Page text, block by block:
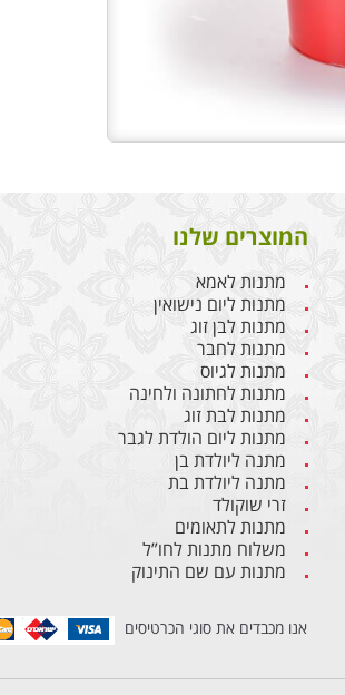
המוצרים שלנו
מתנות לאמא
מתנות ליום נישואין
מתנות לבן זוג
מתנות לחבר
מתנות לגיוס
מתנות לחתונה ולחינה
מתנות לבת זוג
מתנות ליום הולדת לגבר
מתנה ליולדת בן
מתנה ליולדת בת
זרי שוקולד
מתנות לתאומים
משלוח מתנות לחו”ל
מתנות עם שם התינוק
אנו מכבדים את סוגי הכרטיסים